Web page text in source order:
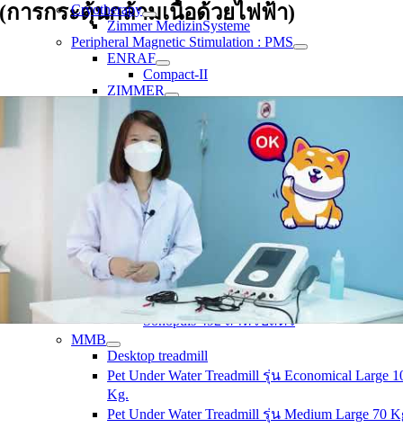
Cryotherapy
Zimmer MedizinSysteme
Peripheral Magnetic Stimulation : PMS
ENRAF
Compact-II
ZIMMER
emFieldPro
Electrotherapy
ENRAF
Endomed 182
Magneto therapy
ASA
PMT QS VET
Ultrasound Therapy
ENRAF
Sonopuls 190
Zimmer MedizinSysteme
Ultrasound therapy & Electro therapy
ENRAF
Sonopuls 492 สำหรับสัตว์
MMB
Desktop treadmill
Pet Under Water Treadmill รุ่น Economical Large
Kg.
Pet Under Water Treadmill รุ่น Medium Large 70
(การกระตุ้นกล้ามเนื้อด้วยไฟฟ้า)